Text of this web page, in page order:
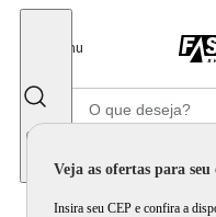
Menu
Veja as ofertas para seu
Insira seu CEP e confira a